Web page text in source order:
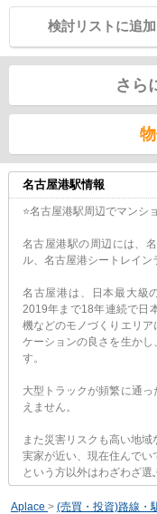
検討リストに追加
さら
名古屋港駅情報
⭐名古屋港駅周辺でマンシ
名古屋港駅の周辺には、
ル、名古屋港シートレイン
名古屋港は、日本最大級
2019年まで18年連続で日
機などのモノづくりエリ
ケーションの良さを生か
す。
大型トラックが頻繁に通
えません。
また災害リスクも高い地域
実家が近い、現在住んでい
という方以外はわざわざ選
Aplace > (売買・投資)路線・